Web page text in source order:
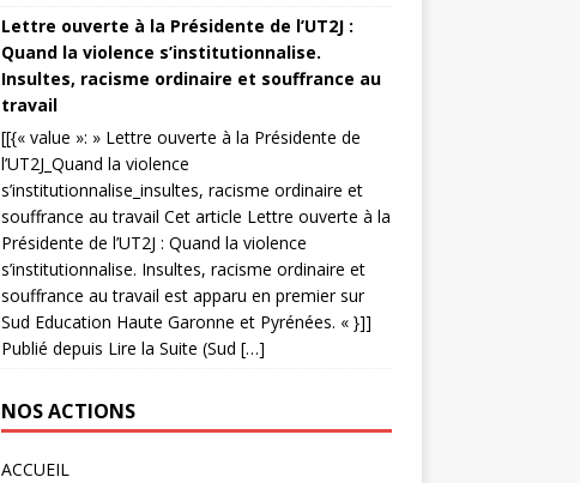
Lettre ouverte à la Présidente de l’UT2J :
Quand la violence s’institutionnalise.
Insultes, racisme ordinaire et souffrance au
travail
[[{« value »: » Lettre ouverte à la Présidente de
l’UT2J_Quand la violence
s’institutionnalise_insultes, racisme ordinaire et
souffrance au travail Cet article Lettre ouverte à la
Présidente de l’UT2J : Quand la violence
s’institutionnalise. Insultes, racisme ordinaire et
souffrance au travail est apparu en premier sur
Sud Education Haute Garonne et Pyrénées. « }]]
Publié depuis Lire la Suite (Sud […]
NOS ACTIONS
ACCUEIL